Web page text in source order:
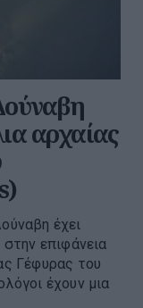
αρχαίας
έχει
επιφάνεια
Γέφυρας του
έχουν μια